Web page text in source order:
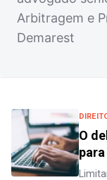
Arbitragem e
Demarest
O